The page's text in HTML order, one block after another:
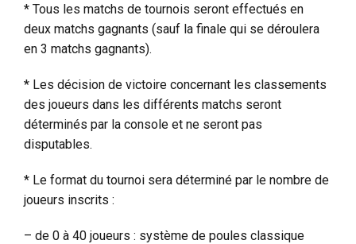
* Tous les matchs de tournois seront effectués en
deux matchs gagnants (sauf la finale qui se déroulera
en 3 matchs gagnants).
* Les décision de victoire concernant les classements
des joueurs dans les différents matchs seront
déterminés par la console et ne seront pas
disputables.
* Le format du tournoi sera déterminé par le nombre de
joueurs inscrits :
– de 0 à 40 joueurs : système de poules classique